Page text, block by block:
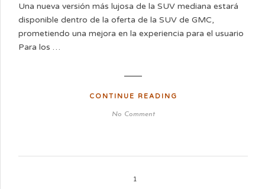
Una nueva versión más lujosa de la SUV mediana estará
disponible dentro de la oferta de la SUV de GMC,
prometiendo una mejora en la experiencia para el usuario
Para los …
CONTINUE READING
No Comment
1